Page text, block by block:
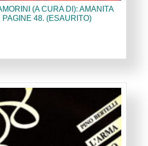
(A CURA DI): AMANITA
PAGINE 48. (ESAURITO)